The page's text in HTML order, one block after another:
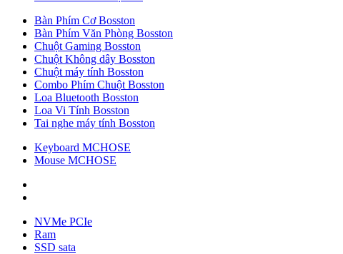
Bàn Phím Cơ Bosston
Bàn Phím Văn Phòng Bosston
Chuột Gaming Bosston
Chuột Không dây Bosston
Chuột máy tính Bosston
Combo Phím Chuột Bosston
Loa Bluetooth Bosston
Loa Vi Tính Bosston
Tai nghe máy tính Bosston
Keyboard MCHOSE
Mouse MCHOSE
NVMe PCIe
Ram
SSD sata